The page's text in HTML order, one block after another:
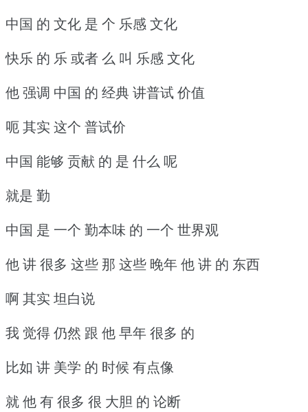
中国 的 文化 是 个 乐感 文化
快乐 的 乐 或者 么 叫 乐感 文化
他 强调 中国 的 经典 讲普试 价值
呃 其实 这个 普试价
中国 能够 贡献 的 是 什么 呢
就是 勤
中国 是 一个 勤本味 的 一个 世界观
他 讲 很多 这些 那 这些 晚年 他 讲 的 东西
啊 其实 坦白说
我 觉得 仍然 跟 他 早年 很多 的
比如 讲 美学 的 时候 有点像
就 他 有 很多 很 大胆 的 论断